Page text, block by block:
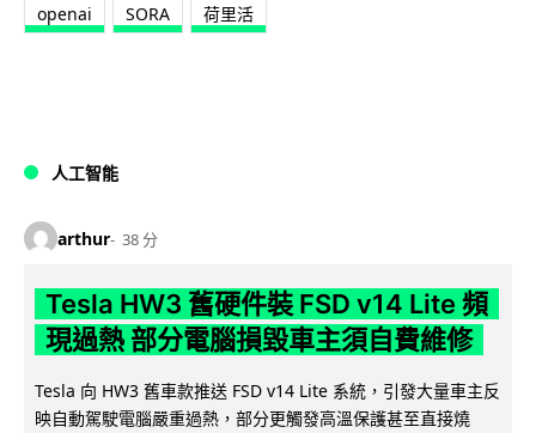
openai SORA 荷里活
人工智能
arthur 38 分
Tesla HW3 舊硬件裝 FSD v14 Lite 頻
現過熱 部分電腦損毀車主須自費維修
Tesla 向 HW3 舊車款推送 FSD v14 Lite 系統，引發大量車主反
映自動駕駛電腦嚴重過熱，部分更觸發高溫保護甚至直接燒